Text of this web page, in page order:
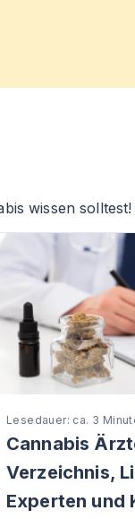
wissen
Lesedauer: ca. 3
Cannabis
Verzeichnis,
Experten und